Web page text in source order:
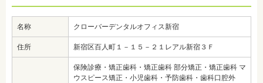
名称 クローバーデンタルオフィス新宿
住所 新宿区百人町１－１５－２１レアル新宿３Ｆ
保険診療・矯正歯科・矯正歯科 部分矯正・矯正歯科 マ
ウスピース矯正・小児歯科・予防歯科・歯科口腔外